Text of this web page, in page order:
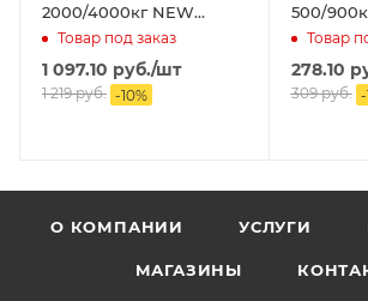
2000/4000кг NEW
GALAXY
Товар под заказ
1 097.10 руб./шт
1 219руб. -10%
500/
Товар
278.10
309руб. -
О КОМПАНИИ УСЛУГИ
МАГАЗИНЫ